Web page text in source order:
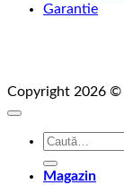
Garantie
Copyright 2026 ©
Caută
Magazin